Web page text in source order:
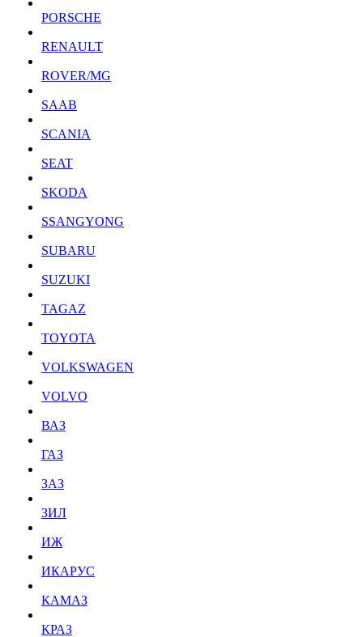
PORSCHE
RENAULT
ROVER/MG
SAAB
SCANIA
SEAT
SKODA
SSANGYONG
SUBARU
SUZUKI
TAGAZ
TOYOTA
VOLKSWAGEN
VOLVO
ВАЗ
ГАЗ
ЗАЗ
ЗИЛ
ИЖ
ИКАРУС
КАМАЗ
КРАЗ